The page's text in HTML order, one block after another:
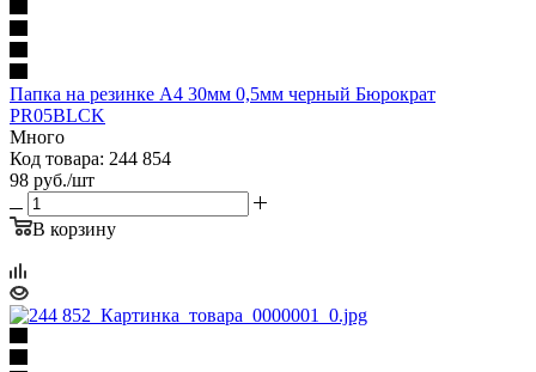
Папка на резинке A4 30мм 0,5мм черный Бюрократ
PR05BLCK
Много
Код товара: 244 854
98 руб./шт
В корзину